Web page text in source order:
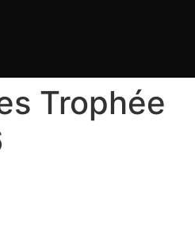
Trophée